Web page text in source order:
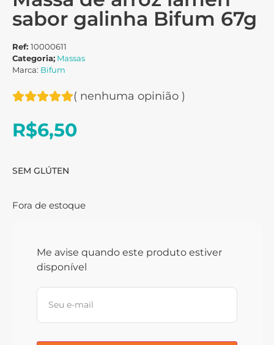
sabor galinha Bifum 67g
Ref: 10000611
Categoria; Massas
Marca: Bifum
( nenhuma opinião )
R$6,50
SEM GLÚTEN
Fora de estoque
Me avise quando este produto estiver
disponível